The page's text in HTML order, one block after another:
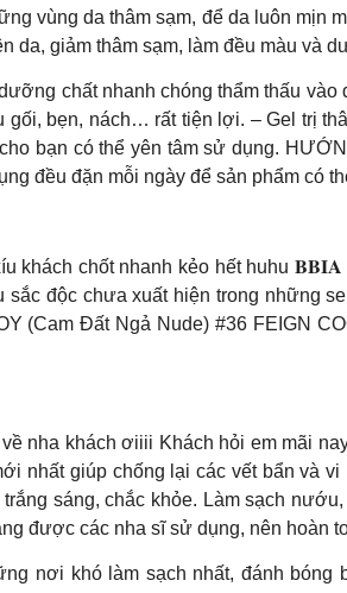
vùng da thâm sạm, để da luôn mịn
da, giảm thâm sạm, làm đều màu và
chất nhanh chóng thẩm thấu
bẹn, nách… rất tiện lợi. – Gel trị
bạn có thể yên tâm sử dụng.
đều đặn mỗi ngày để sản phẩm có
khách chốt nhanh kẻo hết huhu
sắc độc chưa xuất hiện trong những
(Cam Đất Ngả Nude) #36 FEIGN
về nha khách ơiiii Khách hỏi em mãi
nhất giúp chống lại các vết bẩn và
sáng, chắc khỏe. Làm sạch
được các nha sĩ sử dụng, nên hoàn
nơi khó làm sạch nhất, đánh